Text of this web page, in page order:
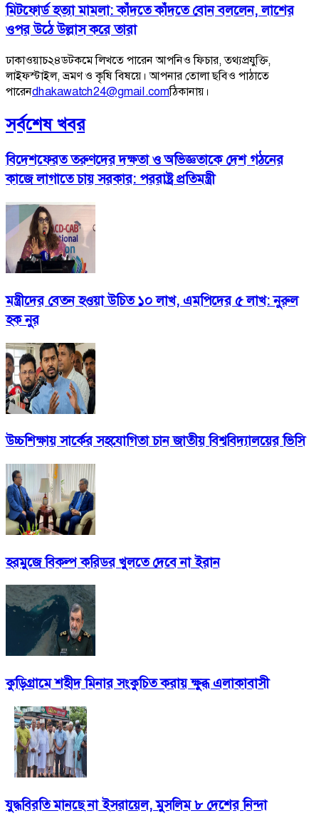
মিটফোর্ড হত্যা মামলা: কাঁদতে কাঁদতে বোন বললেন, লাশের
ওপর উঠে উল্লাস করে তারা
ঢাকাওয়াচ২৪ডটকমে লিখতে পারেন আপনিও ফিচার, তথ্যপ্রযুক্তি,
লাইফস্টাইল, ভ্রমণ ও কৃষি বিষয়ে। আপনার তোলা ছবিও পাঠাতে
পারেনdhakawatch24@gmail.comঠিকানায়।
সর্বশেষ খবর
বিদেশফেরত তরুণদের দক্ষতা ও অভিজ্ঞতাকে দেশ গঠনের
কাজে লাগাতে চায় সরকার: পররাষ্ট্র প্রতিমন্ত্রী
মন্ত্রীদের বেতন হওয়া উচিত ১০ লাখ, এমপিদের ৫ লাখ: নুরুল
হক নুর
উচ্চশিক্ষায় সার্কের সহযোগিতা চান জাতীয় বিশ্ববিদ্যালয়ের ভিসি
হরমুজে বিকল্প করিডর খুলতে দেবে না ইরান
কুড়িগ্রামে শহীদ মিনার সংকুচিত করায় ক্ষুব্ধ এলাকাবাসী
যুদ্ধবিরতি মানছে না ইসরায়েল, মুসলিম ৮ দেশের নিন্দা